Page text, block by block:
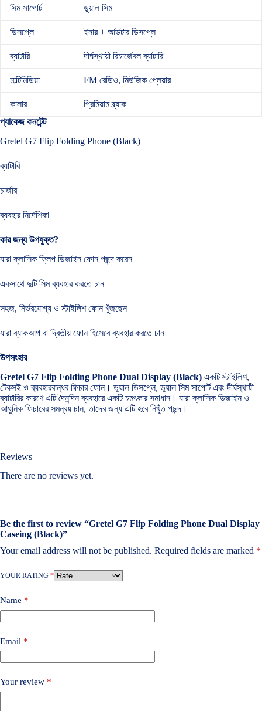
সিম সাপোর্ট ডুয়াল সিম
ডিসপ্লে ইনার + আউটার ডিসপ্লে
ব্যাটারি দীর্ঘস্থায়ী রিচার্জেবল ব্যাটারি
মাল্টিমিডিয়া FM রেডিও, মিউজিক প্লেয়ার
কালার
প্রিমিয়াম ব্ল্যাক
প্যাকেজ কনটেন্ট
Gretel G7 Flip Folding Phone (Black)
ব্যাটারি
চার্জার
ব্যবহার নির্দেশিকা
কার জন্য উপযুক্ত?
যারা ক্লাসিক ফ্লিপ ডিজাইন ফোন পছন্দ করেন
একসাথে দুটি সিম ব্যবহার করতে চান
সহজ, নির্ভরযোগ্য ও স্টাইলিশ ফোন খুঁজছেন
যারা ব্যাকআপ বা দ্বিতীয় ফোন হিসেবে ব্যবহার করতে চান
উপসংহার
Gretel G7 Flip Folding Phone Dual Display (Black) একটি স্টাইলিশ,
টেকসই ও ব্যবহারবান্ধব ফিচার ফোন। ডুয়াল ডিসপ্লে, ডুয়াল সিম সাপোর্ট এবং দীর্ঘস্থায়ী
ব্যাটারির কারণে এটি দৈনন্দিন ব্যবহারে একটি চমৎকার সমাধান। যারা ক্লাসিক ডিজাইন ও
আধুনিক ফিচারের সমন্বয় চান, তাদের জন্য এটি হবে নিখুঁত পছন্দ।
Reviews
There are no reviews yet.
Be the first to review “Gretel G7 Flip Folding Phone Dual Display
Caseing (Black)”
Your email address will not be published. Required fields are marked *
YOUR RATING *
Name *
Email *
Your review *